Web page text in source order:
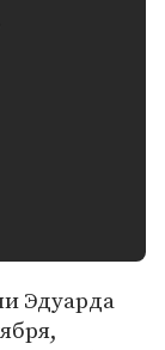
Эдуарда